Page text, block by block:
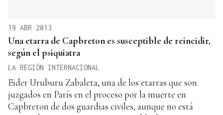
19 ABR 2013
Una etarra de Capbreton es susceptible de reincidir,
según el psiquiatra
LA REGIÓN INTERNACIONAL
Eider Uruburu Zabaleta, una de los etarras que son
juzgados en París en el proceso por la muerte en
Capbreton de dos guardias civiles, aunque no está